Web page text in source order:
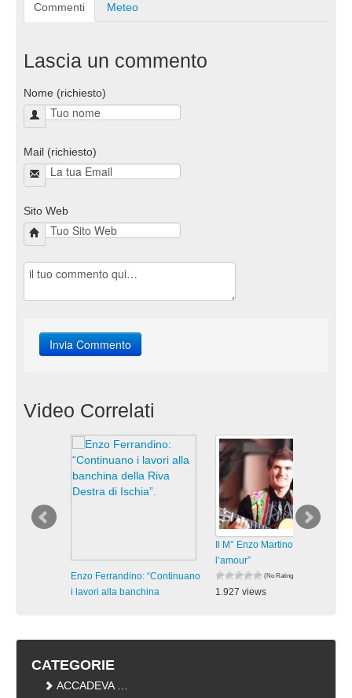
Commenti Meteo
Lascia un commento
Nome (richiesto)
Mail (richiesto)
Sito Web
Video Correlati
Enzo Ferrandino: “Continuano
i lavori alla banchina
visualizzazioni
Il M° Enzo Martino in “Hymne à
l’amour”
(No Ratings Yet)
1.927 views
CATEGORIE
ACCADEVA …